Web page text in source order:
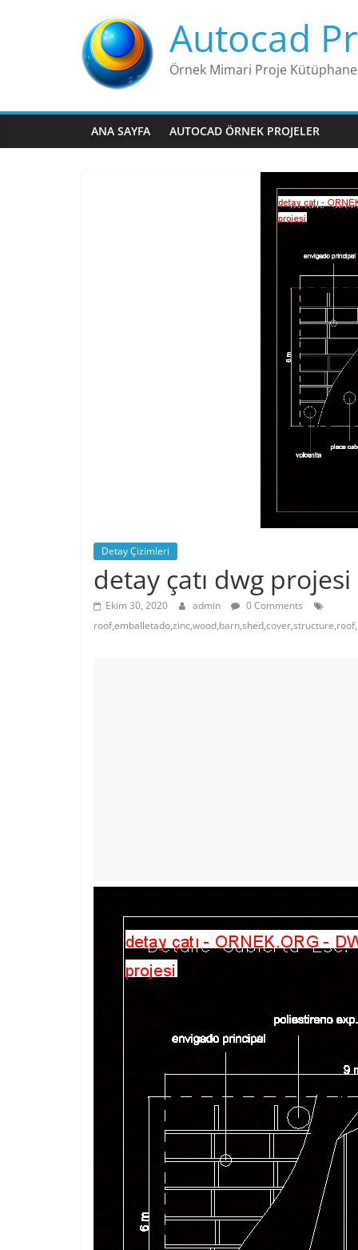
Autocad
Örnek Mimari Proje
ANA SAYFA AUTOCAD ÖRNEK PROJELER
Detay Çizimleri
detay çatı dwg projesi
Ekim 30, 2020 admin
0 Comments